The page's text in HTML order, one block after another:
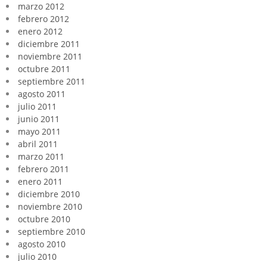
marzo 2012
febrero 2012
enero 2012
diciembre 2011
noviembre 2011
octubre 2011
septiembre 2011
agosto 2011
julio 2011
junio 2011
mayo 2011
abril 2011
marzo 2011
febrero 2011
enero 2011
diciembre 2010
noviembre 2010
octubre 2010
septiembre 2010
agosto 2010
julio 2010